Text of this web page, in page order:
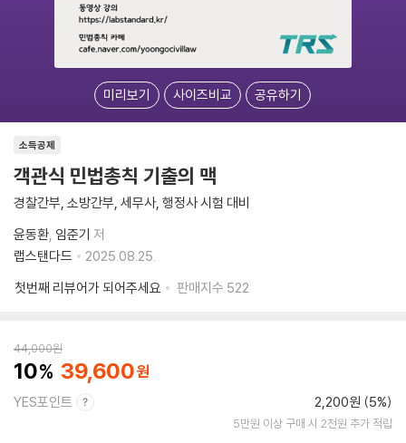
미리보기 사이즈비교 공유하기
소득공제
객관식 민법총칙 기출의 맥
경찰간부, 소방간부, 세무사, 행정사 시험 대비
윤동환 임준기 저
랩스탠다드
2025.08.25.
첫번째 리뷰어가 되어주세요
판매지수 522
44,000원
10 39,600
YES포인트 2,200원 (5%)
5만원 이상 구매 시 2천원 추가 적립